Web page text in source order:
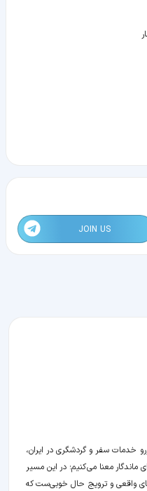
JOIN US
خدمات سفر و گردشگری در ایران،
معنا می‌کنیم؛ در این مسیر‍
واقعی و ترویج حال خوبی‌ست که